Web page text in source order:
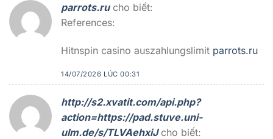
parrots.ru cho biết:
References:
Hitnspin casino auszahlungslimit parrots.ru
14/07/2026 LÚC 00:31
http://s2.xvatit.com/api.php?
action=https://pad.stuve.uni-
ulm.de/s/TLVAehxiJ cho biết: